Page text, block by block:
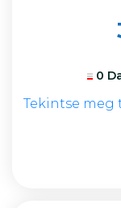
0
Tekintse meg